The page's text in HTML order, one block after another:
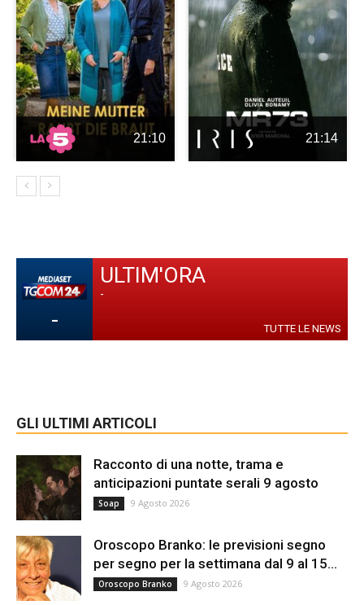
21:10 21:14
-
ULTIM'ORA
-
TUTTE LE NEWS
GLI ULTIMI ARTICOLI
Racconto di una notte, trama e
anticipazioni puntate serali 9 agosto
Soap 9 Agosto 2026
Oroscopo Branko: le previsioni segno
per segno per la settimana dal 9 al 15...
Oroscopo Branko 9 Agosto 2026